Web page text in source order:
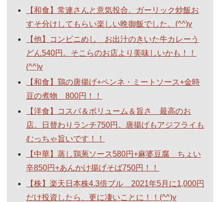
【和食】常連さんと意気投合。ガーリック炒飯お
すそ分けしてもらい楽しい晩御飯でした。(^^)v
【他】コンビニめし お出汁のきいた牛カレーう
どん540円。そこらのお店より美味しいかも！！
(^^)v
【和食】鶏の唐揚げ+ペンネ・ミートソース+金時
豆の煮物 800円！！
【洋食】コスパ＆ボリューム＆旨さ 最高のお
店。日替わりランチ750円。唐揚げもアジフライも
むっちゃ旨いです！！
【中華】蒸し鶏葱ソース580円+麻婆豆腐 ちょい
辛850円+あんかけ揚げそば750円！！
【株】楽天日本株4.3倍ブル 2021年5月に1,000円
だけ投資したら、更に凄いことに！！(^^)v